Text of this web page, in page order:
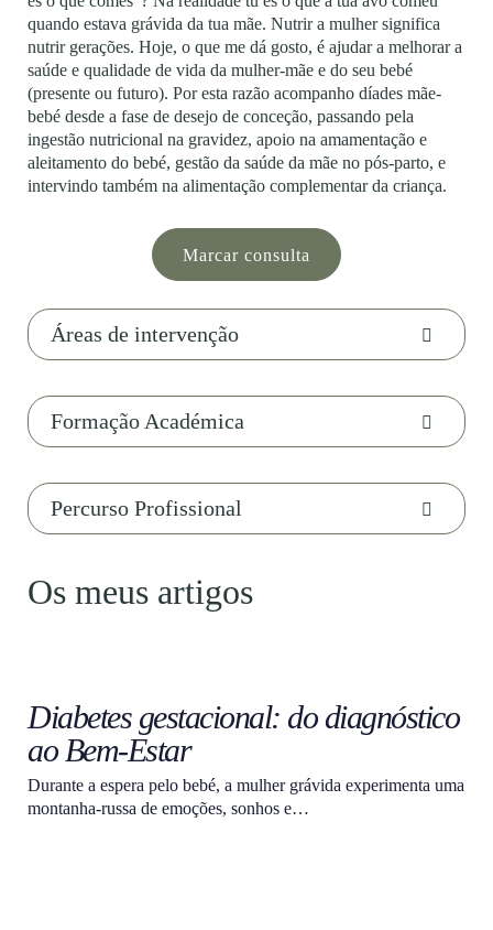
quando estava grávida da tua mãe. Nutrir a mulher significa
nutrir gerações. Hoje, o que me dá gosto, é ajudar a melhorar a
saúde e qualidade de vida da mulher-mãe e do seu bebé
(presente ou futuro). Por esta razão acompanho díades mãe-
bebé desde a fase de desejo de conceção, passando pela
ingestão nutricional na gravidez, apoio na amamentação e
aleitamento do bebé, gestão da saúde da mãe no pós-parto, e
intervindo também na alimentação complementar da criança.
Marcar consulta
Áreas de intervenção
Formação Académica
Percurso Profissional
Os meus artigos
Diabetes gestacional: do diagnóstico
ao Bem-Estar
Durante a espera pelo bebé, a mulher grávida experimenta uma
montanha-russa de emoções, sonhos e…